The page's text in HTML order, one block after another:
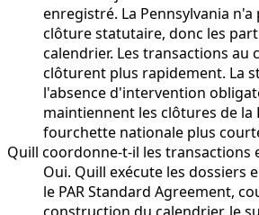
enregistré. La Pennsylvania n'a
clôture statutaire, donc les
calendrier. Les transactions au
clôturent plus rapidement. La
l'absence d'intervention
maintiennent les clôtures de la
fourchette nationale plus
Quill coordonne-t-il les transactions
Oui. Quill exécute les dossiers
le PAR Standard Agreement,